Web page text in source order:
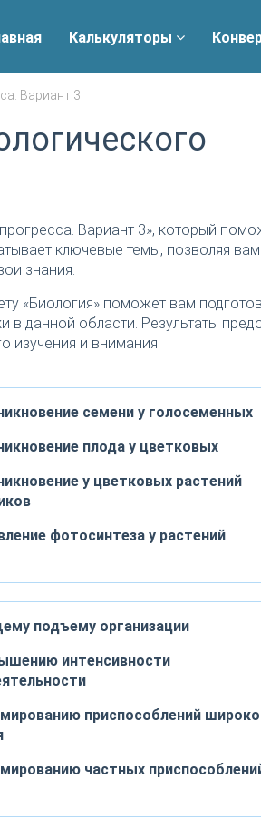
Калькуляторы
Вариант 3
Вариант 3», который
ключевые темы, позволяя
знания.
«Биология» поможет вам
данной области. Результаты
изучения и внимания.
семени у голосеменных
плода у цветковых
у цветковых растений
фотосинтеза у растений
подъему организации
интенсивности
приспособлений
частных